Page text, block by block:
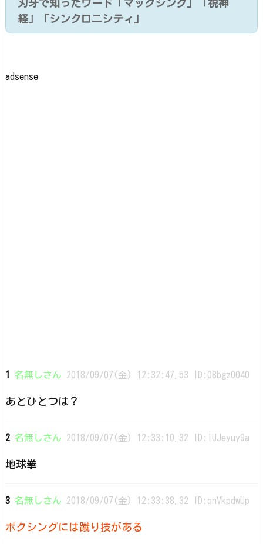
刃牙で知ったワード「マックシング」「視神
経」「シンクロニシティ」
adsense
1 名無しさん 2018/09/07(金) 12:32:47.53 ID:08bgz0040
あとひとつは？
2 名無しさん 2018/09/07(金) 12:33:10.32 ID:lUJeyuy9a
地球拳
3 名無しさん 2018/09/07(金) 12:33:38.32 ID:qnVkpdwUp
ボクシングには蹴り技がある